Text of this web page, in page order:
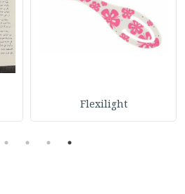
صابون
أطفال
مناسبات
فيديوهات
أسئلة
يتكرر
عربة
التسوق
Flexilight
1
2
3
4